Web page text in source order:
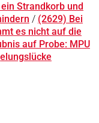
Strandkorb und
/ (2629) Bei
es nicht auf die
auf Probe: MPU